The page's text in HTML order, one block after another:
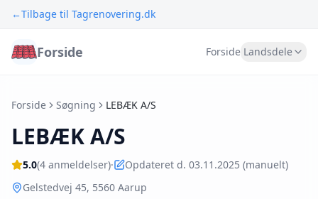
←Tilbage til Tagrenovering.dk
Forside Forside Landsdele
Forside Søgning LEBÆK A/S
LEBÆK A/S
5.0(4 anmeldelser)·
Opdateret d. 03.11.2025 (manuelt)
Gelstedvej 45, 5560 Aarup